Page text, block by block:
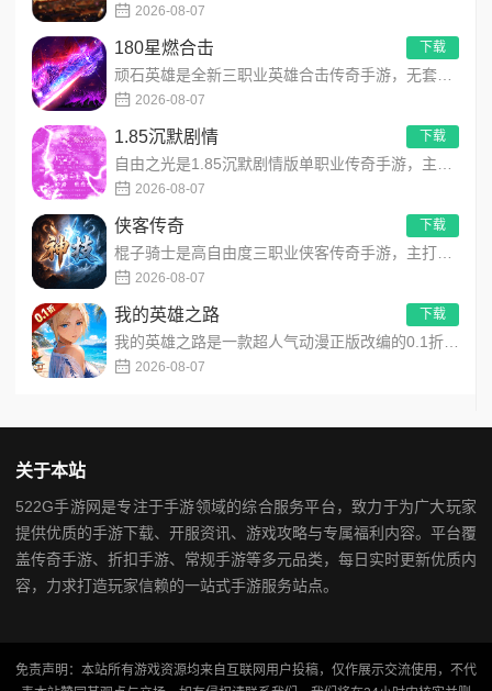
2026-08-07
180星燃合击
2026-08-07
下载
1.85沉默剧情
2026-08-07
下载
侠客传奇
2026-08-07
下载
我的英雄之路
2026-08-07
下载
关于本站
522G手游网是专注于手游领域的综合服务平台，致力于为广大玩家
提供优质的手游下载、开服资讯、游戏攻略与专属福利内容。平台覆
盖传奇手游、折扣手游、常规手游等多元品类，每日实时更新优质内
容，力求打造玩家信赖的一站式手游服务站点。
免责声明：本站所有游戏资源均来自互联网用户投稿，仅作展示交流使用，不代